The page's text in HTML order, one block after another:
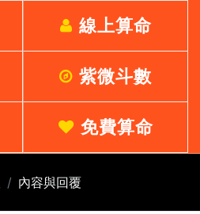
線上算命
紫微斗數
免費算命
內容與回覆